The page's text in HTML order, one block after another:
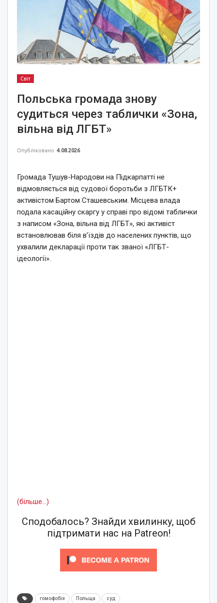
Світ
Польська громада знову
судиться через таблички «Зона,
вільна від ЛГБТ»
Опубліковано 4.08.2026
Громада Тушув-Народови на Підкарпатті не
відмовляється від судової боротьби з ЛГБТК+
активістом Бартом Сташевським. Місцева влада
подала касаційну скаргу у справі про відомі таблички
з написом «Зона, вільна від ЛГБТ», які активіст
встановлював біля в’їздів до населених пунктів, що
ухвалили декларації проти так званої «ЛГБТ-
ідеології».
(більше…)
Сподобалось? Знайди хвилинку, щоб
підтримати нас на Patreon!
гомофобія Польща суд